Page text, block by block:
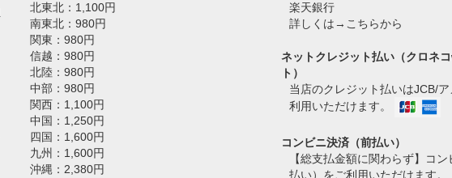
北東北：1,100円
南東北：980円
関東：980円
信越：980円
北陸：980円
中部：980円
関西：1,100円
中国：1,250円
四国：1,600円
九州：1,600円
沖縄：2,380円
楽天銀行
詳しくは→ こちらから
ネットクレジット払い（クロネ
ト）
当店のクレジット払いはJCB/
利用いただけます。
コンビニ決済（前払い）
【総支払金額に関わらず】コ
払い）をご利用いただけます。